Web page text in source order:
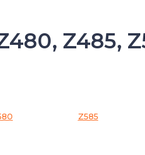
Z485,
Z585